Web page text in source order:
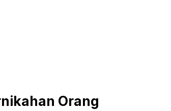
Orang